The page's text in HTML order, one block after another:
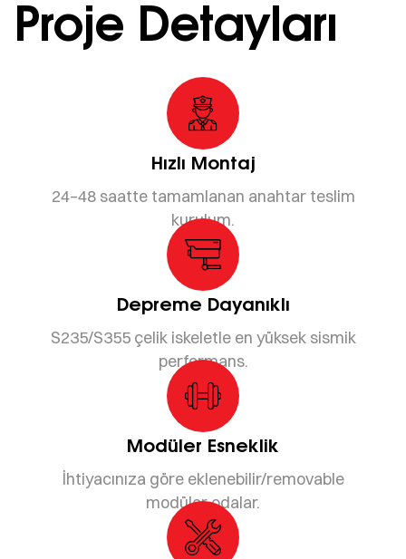
Proje Detayları
Hızlı Montaj
24–48 saatte tamamlanan anahtar teslim
kurulum.
Depreme Dayanıklı
S235/S355 çelik iskeletle en yüksek sismik
performans.
Modüler Esneklik
İhtiyacınıza göre eklenebilir/removable
modüler odalar.